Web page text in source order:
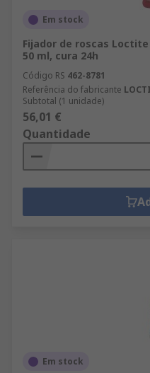
Em stock
Fijador de roscas
50 ml, cura 24h
Código RS 462-8781
Referência do fabricante
Subtotal (1 unidade)
56,01 €
Quantidade
Em stock